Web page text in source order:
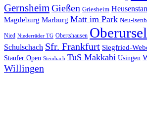
Gernsheim Gießen Griesheim
Magdeburg Marburg Matt im Park Neu-
Nied Niederräder TG Obertshausen Oberursel
Schulschach Sfr. Frankfurt Siegfried-
Staufer Open Steinbach TuS Makkabi Usingen
Willingen